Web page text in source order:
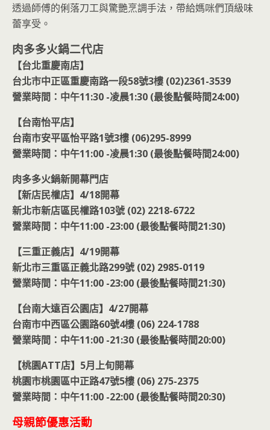
透過師傅的俐落刀工與驚艷烹調手法，帶給媽咪們頂級味
蕾享受。
肉多多火鍋二代店
【台北重慶南店】
台北市中正區重慶南路一段58號3樓 (02)2361-3539
營業時間：中午11:30 -凌晨1:30 (最後點餐時間24:00)
【台南怡平店】
台南市安平區怡平路1號3樓 (06)295-8999
營業時間：中午11:00 -凌晨1:30 (最後點餐時間24:00)
肉多多火鍋新開幕門店
【新店民權店】4/18開幕
新北市新店區民權路103號 (02) 2218-6722
營業時間：中午11:00 -23:00 (最後點餐時間21:30)
【三重正義店】4/19開幕
新北市三重區正義北路299號 (02) 2985-0119
營業時間：中午11:00 -23:00 (最後點餐時間21:30)
【台南大遠百公園店】4/27開幕
台南市中西區公園路60號4樓 (06) 224-1788
營業時間：中午11:00 -21:30 (最後點餐時間20:00)
【桃園ATT店】5月上旬開幕
桃園市桃園區中正路47號5樓 (06) 275-2375
營業時間：中午11:00 -22:00 (最後點餐時間20:30)
母親節優惠活動